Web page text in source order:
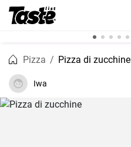
Pizza Pizza di zucchine
Iwa